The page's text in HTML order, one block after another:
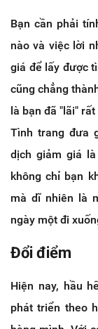
Bạn cần phải
nào và việc lời
giá để lấy được
cũng chẳng
là bạn đã "lãi"
Tình trang đưa
dịch giảm giá
không chỉ bạn
mà dĩ nhiên là
ngày một đi
Đổi điểm
Hiện nay, hầu
phát triển theo